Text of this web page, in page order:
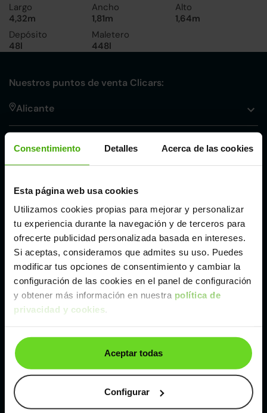
Consentimiento Detalles Acerca de las cookies
Esta página web usa cookies
Utilizamos cookies propias para mejorar y personalizar
tu experiencia durante la navegación y de terceros para
ofrecerte publicidad personalizada basada en intereses.
Si aceptas, consideramos que admites su uso. Puedes
modificar tus opciones de consentimiento y cambiar la
configuración de las cookies en el panel de configuración
y obtener más información en nuestra política de
privacidad y cookies.
Aceptar todas
Configurar
Largo
4,32m
Ancho
1,81m
Alto
1,64m
Depósito
48l
Maletero
448l
Nuestros puntos de venta Clicars:
Alicante
Córdoba
Valencia
Zaragoza
MG ZS SUV de segunda mano y ocasión
Coches de segunda mano y ocasión por
localización